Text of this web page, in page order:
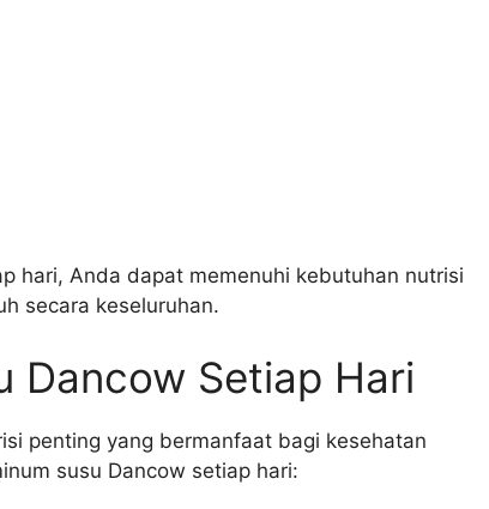
hari, Anda dapat memenuhi kebutuhan nutrisi
secara keseluruhan.
Dancow Setiap Hari
penting yang bermanfaat bagi kesehatan
susu Dancow setiap hari: